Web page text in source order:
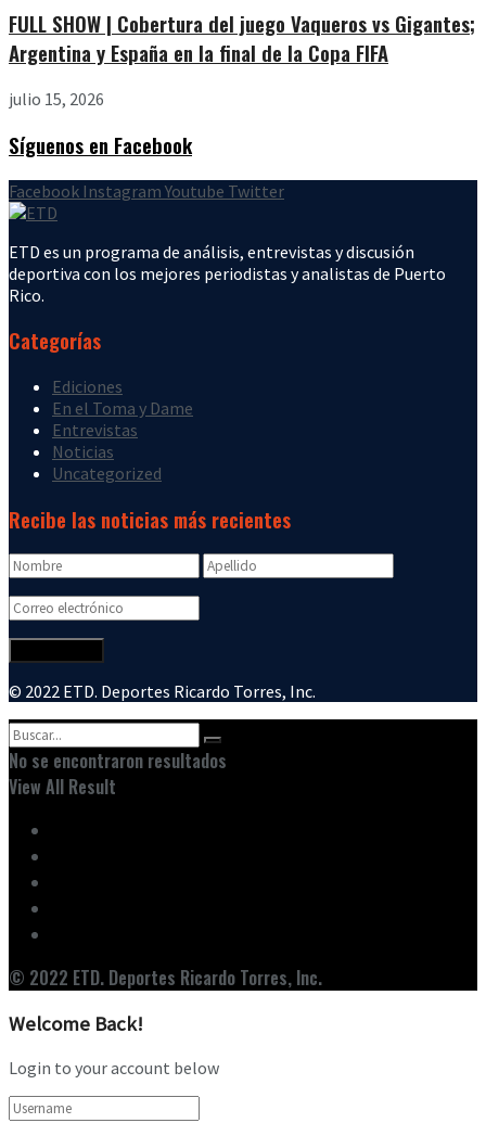
FULL SHOW | Cobertura del juego Vaqueros vs Gigantes;
Argentina y España en la final de la Copa FIFA
julio 15, 2026
Síguenos en Facebook
Facebook Instagram Youtube Twitter
ETD es un programa de análisis, entrevistas y discusión
deportiva con los mejores periodistas y analistas de Puerto
Rico.
Categorías
Ediciones
En el Toma y Dame
Entrevistas
Noticias
Uncategorized
Recibe las noticias más recientes
© 2022 ETD. Deportes Ricardo Torres, Inc.
No se encontraron resultados
View All Result
© 2022 ETD. Deportes Ricardo Torres, Inc.
Welcome Back!
Login to your account below